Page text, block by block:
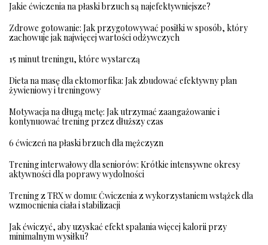
Jakie ćwiczenia na płaski brzuch są najefektywniejsze?
Zdrowe gotowanie: Jak przygotowywać posiłki w sposób, który
zachowuje jak najwięcej wartości odżywczych
15 minut treningu, które wystarczą
Dieta na masę dla ektomorfika: Jak zbudować efektywny plan
żywieniowy i treningowy
Motywacja na długą metę: Jak utrzymać zaangażowanie i
kontynuować trening przez dłuższy czas
6 ćwiczeń na płaski brzuch dla mężczyzn
Trening interwałowy dla seniorów: Krótkie intensywne okresy
aktywności dla poprawy wydolności
Trening z TRX w domu: Ćwiczenia z wykorzystaniem wstążek dla
wzmocnienia ciała i stabilizacji
Jak ćwiczyć, aby uzyskać efekt spalania więcej kalorii przy
minimalnym wysiłku?